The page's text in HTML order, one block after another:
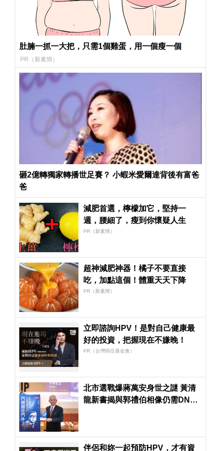
肚腩一抓一大把，只需1個雞蛋，用一個瘦一個
PR（新素簡）
砸2億轉獨家轉播世足賽？ 小蝦米愛爾達背後有富爸
爸
減肥首選，檸檬加它，堅持一
週，腰細了，瘦到你懷疑人生
PR（新素簡）
超神減肥神器！橘子不要直接
吃，加點這個！體重天天下降
PR（新素簡）
立即諮詢HPV！是對自己健康最
好的投資，把握現在不嫌晚！
PR（台灣癌症基金會）
北市選戰爆蔣萬安身世之謎 黃清
龍新書揭與郭禮伯相像仍需DNA
伴侶和妳一起預防HPV，才有資